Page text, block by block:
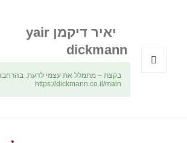
יאיר דיקמן yair
dickmann
בקצת – מתמלל את עצמי לדעת.
https://dickmann.co.il/main